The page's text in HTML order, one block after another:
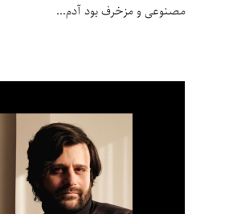
مصنوعی و مزخرف بود آدم